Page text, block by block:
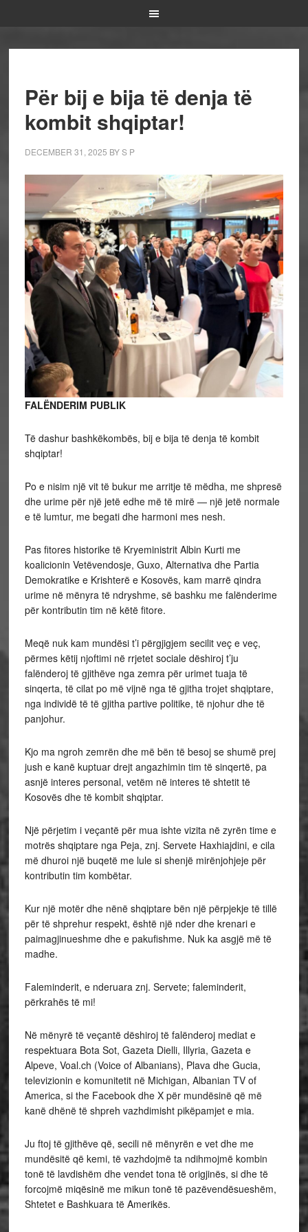
Për bij e bija të denja të
kombit shqiptar!
DECEMBER 31, 2025 BYS P
FALËNDERIM PUBLIK
Të dashur bashkëkombës, bij e bija të denja të kombit
shqiptar!
Po e nisim një vit të bukur me arritje të mëdha, me shpresë
dhe urime për një jetë edhe më të mirë — një jetë normale
e të lumtur, me begati dhe harmoni mes nesh.
Pas fitores historike të Kryeministrit Albin Kurti me
koalicionin Vetëvendosje, Guxo, Alternativa dhe Partia
Demokratike e Krishterë e Kosovës, kam marrë qindra
urime në mënyra të ndryshme, së bashku me falënderime
për kontributin tim në këtë fitore.
Meqë nuk kam mundësi t’i përgjigjem secilit veç e veç,
përmes këtij njoftimi në rrjetet sociale dëshiroj t’ju
falënderoj të gjithëve nga zemra për urimet tuaja të
sinqerta, të cilat po më vijnë nga të gjitha trojet shqiptare,
nga individë të të gjitha partive politike, të njohur dhe të
panjohur.
Kjo ma ngroh zemrën dhe më bën të besoj se shumë prej
jush e kanë kuptuar drejt angazhimin tim të sinqertë, pa
asnjë interes personal, vetëm në interes të shtetit të
Kosovës dhe të kombit shqiptar.
Një përjetim i veçantë për mua ishte vizita në zyrën time e
motrës shqiptare nga Peja, znj. Servete Haxhiajdini, e cila
më dhuroi një buqetë me lule si shenjë mirënjohjeje për
kontributin tim kombëtar.
Kur një motër dhe nënë shqiptare bën një përpjekje të tillë
për të shprehur respekt, është një nder dhe krenari e
paimagjinueshme dhe e pakufishme. Nuk ka asgjë më të
madhe.
Faleminderit, e nderuara znj. Servete; faleminderit,
përkrahës të mi!
Në mënyrë të veçantë dëshiroj të falënderoj mediat e
respektuara Bota Sot, Gazeta Dielli, Illyria, Gazeta e
Alpeve, Voal.ch (Voice of Albanians), Plava dhe Gucia,
televizionin e komunitetit në Michigan, Albanian TV of
America, si the Facebook dhe X për mundësinë që më
kanë dhënë të shpreh vazhdimisht pikëpamjet e mia.
Ju ftoj të gjithëve që, secili në mënyrën e vet dhe me
mundësitë që kemi, të vazhdojmë ta ndihmojmë kombin
tonë të lavdishëm dhe vendet tona të origjinës, si dhe të
forcojmë miqësinë me mikun tonë të pazëvendësueshëm,
Shtetet e Bashkuara të Amerikës.